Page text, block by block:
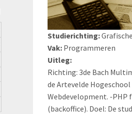
Studierichting:
Vak: Programmeren
Uitleg:
Richting: 3de Bach
de Artevelde
Webdevelopment. -PHP
(backoffice). Doel: De